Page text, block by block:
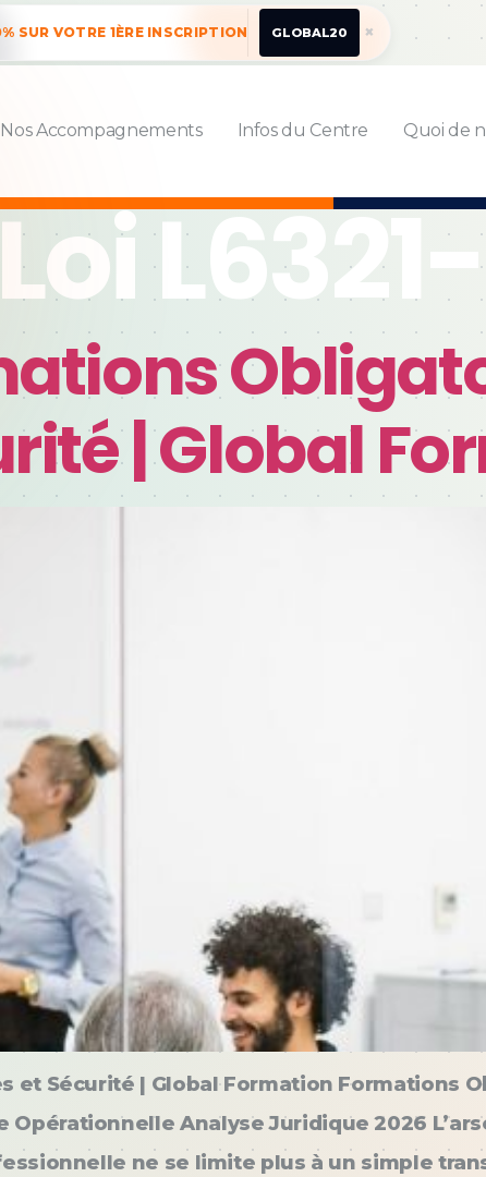
SUR VOTRE 1ÈRE INSCRIPTION GLOBAL20 ×
Nos Accompagnements Infos du Centre Quoi de
| Global
et Sécurité | Global Formation Formations
Opérationnelle Analyse Juridique 2026
ne se limite plus à un simple